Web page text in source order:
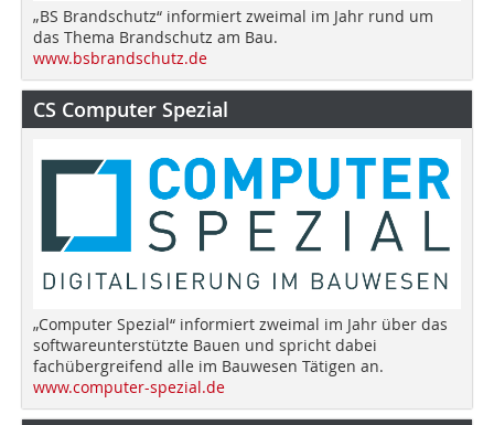
„BS Brandschutz“ informiert zweimal im Jahr rund um
das Thema Brandschutz am Bau.
www.bsbrandschutz.de
CS Computer Spezial
„Computer Spezial“ informiert zweimal im Jahr über das
softwareunterstützte Bauen und spricht dabei
fachübergreifend alle im Bauwesen Tätigen an.
www.computer-spezial.de